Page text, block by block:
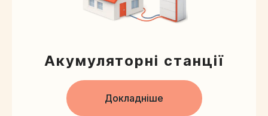
Акумуляторні станції
Докладніше